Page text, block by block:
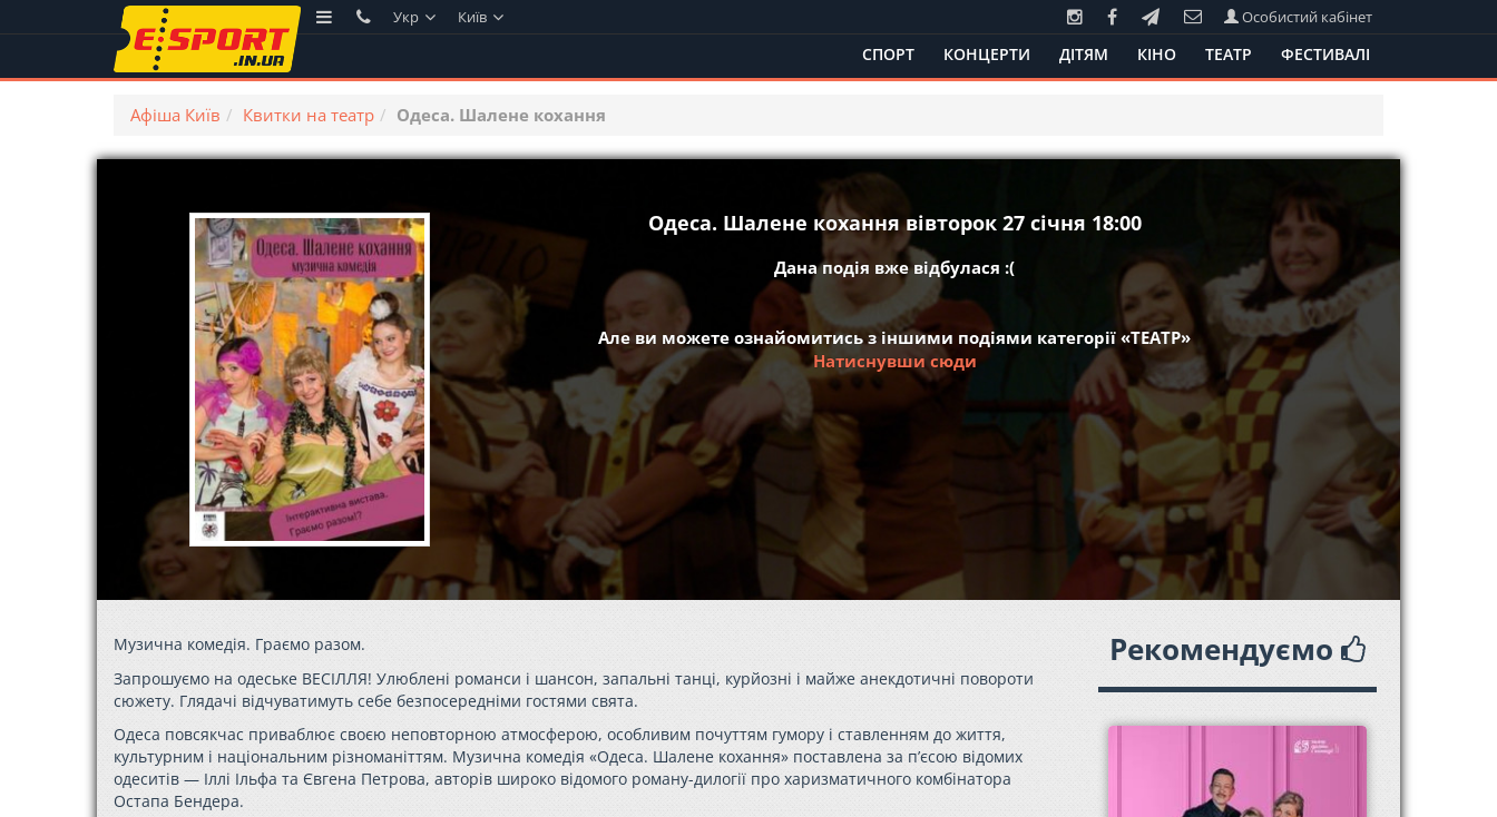
Укр Київ Особистий кабінет
СПОРТ КОНЦЕРТИ ДІТЯМ КІНО ТЕАТР ФЕСТИВАЛІ
Афіша Київ Квитки на театр Одеса. Шалене кохання
Одеса. Шалене кохання вівторок 27 січня 18:00
Дана подія вже відбулася :(
Але ви можете ознайомитись з іншими подіями категорії «ТЕАТР»
Натиснувши сюди
Музична комедія. Граємо разом.
Запрошуємо на одеське ВЕСІЛЛЯ! Улюблені романси і шансон, запальні танці, курйозні і майже анекдотичні повороти
сюжету. Глядачі відчуватимуть себе безпосередніми гостями свята.
Одеса повсякчас приваблює своєю неповторною атмосферою, особливим почуттям гумору і ставленням до життя,
культурним і національним різноманіттям. Музична комедія «Одеса. Шалене кохання» поставлена за п’єсою відомих
одеситів — Іллі Ільфа та Євгена Петрова, авторів широко відомого роману-дилогії про харизматичного комбінатора
Остапа Бендера.
Рекомендуємо